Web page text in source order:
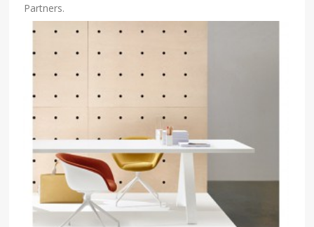
Partners.